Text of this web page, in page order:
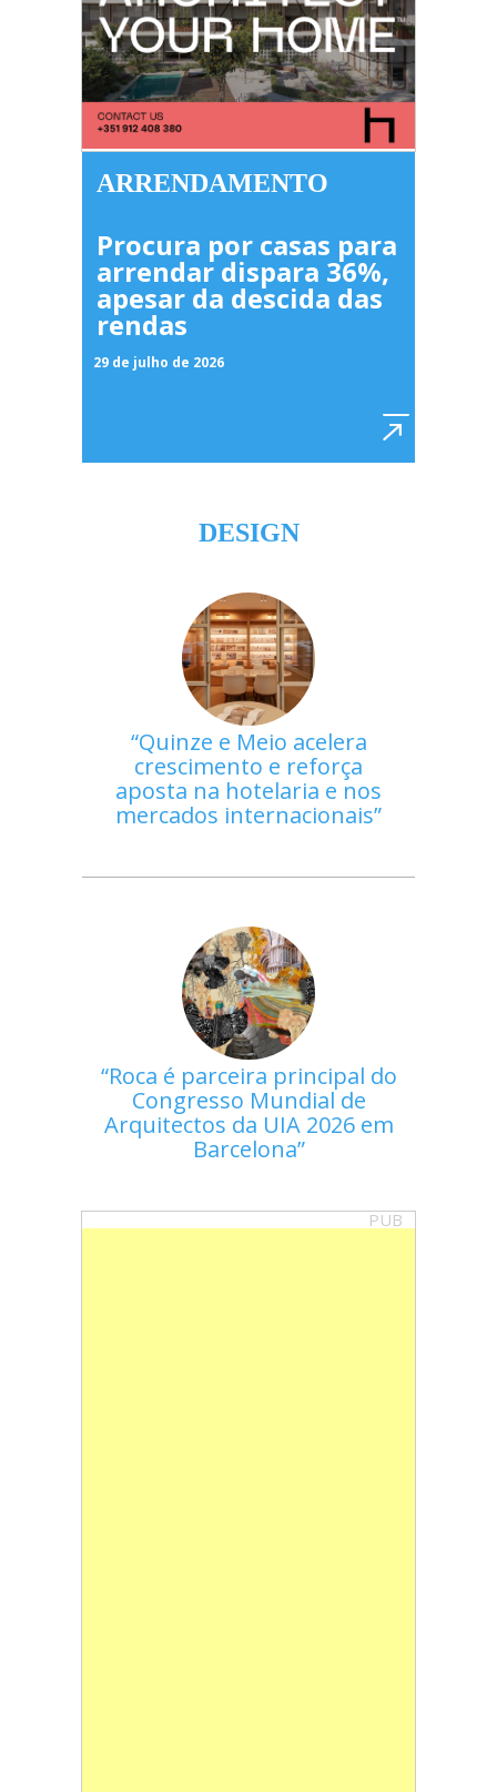
ARRENDAMENTO
Procura por casas para
arrendar dispara 36%,
apesar da descida das
rendas
29 de julho de 2026
DESIGN
Quinze e Meio acelera
crescimento e reforça
aposta na hotelaria e nos
mercados internacionais
Roca é parceira principal do
Congresso Mundial de
Arquitectos da UIA 2026 em
Barcelona
PUB